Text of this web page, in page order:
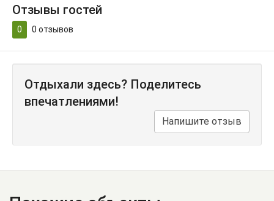
Отзывы гостей
0 0 отзывов
Отдыхали здесь? Поделитесь
впечатлениями!
Напишите отзыв